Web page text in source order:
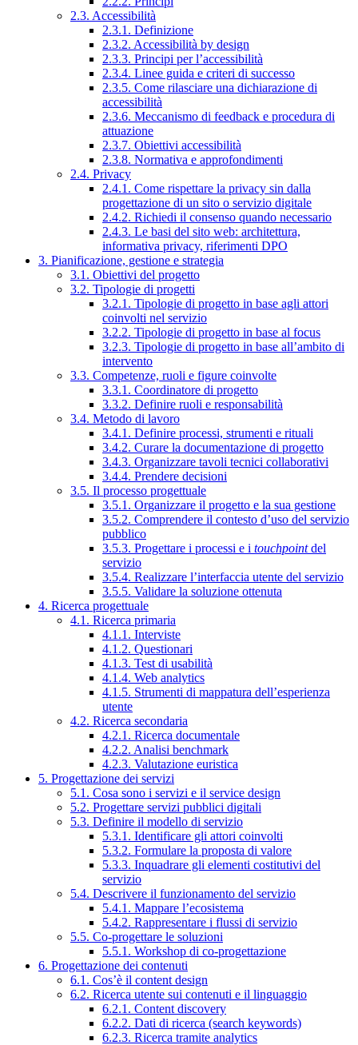
2.3. Accessibilità
2.3.1. Definizione
2.3.2. Accessibilità by design
2.3.3. Principi per l’accessibilità
2.3.4. Linee guida e criteri di successo
2.3.5. Come rilasciare una dichiarazione di
accessibilità
2.3.6. Meccanismo di feedback e procedura di
attuazione
2.3.7. Obiettivi accessibilità
2.3.8. Normativa e approfondimenti
2.4. Privacy
2.4.1. Come rispettare la privacy sin dalla
progettazione di un sito o servizio digitale
2.4.2. Richiedi il consenso quando necessario
2.4.3. Le basi del sito web: architettura,
informativa privacy, riferimenti DPO
3. Pianificazione, gestione e strategia
3.1. Obiettivi del progetto
3.2. Tipologie di progetti
3.2.1. Tipologie di progetto in base agli attori
coinvolti nel servizio
3.2.2. Tipologie di progetto in base al focus
3.2.3. Tipologie di progetto in base all’ambito di
intervento
3.3. Competenze, ruoli e figure coinvolte
3.3.1. Coordinatore di progetto
3.3.2. Definire ruoli e responsabilità
3.4. Metodo di lavoro
3.4.1. Definire processi, strumenti e rituali
3.4.2. Curare la documentazione di progetto
3.4.3. Organizzare tavoli tecnici collaborativi
3.4.4. Prendere decisioni
3.5. Il processo progettuale
3.5.1. Organizzare il progetto e la sua gestione
3.5.2. Comprendere il contesto d’uso del servizio
pubblico
3.5.3. Progettare i processi e i touchpointdel
servizio
3.5.4. Realizzare l’interfaccia utente del servizio
3.5.5. Validare la soluzione ottenuta
4. Ricerca progettuale
4.1. Ricerca primaria
4.1.1. Interviste
4.1.2. Questionari
4.1.3. Test di usabilità
4.1.4. Web analytics
4.1.5. Strumenti di mappatura dell’esperienza
utente
4.2. Ricerca secondaria
4.2.1. Ricerca documentale
4.2.2. Analisi benchmark
4.2.3. Valutazione euristica
5. Progettazione dei servizi
5.1. Cosa sono i servizi e il service design
5.2. Progettare servizi pubblici digitali
5.3. Definire il modello di servizio
5.3.1. Identificare gli attori coinvolti
5.3.2. Formulare la proposta di valore
5.3.3. Inquadrare gli elementi costitutivi del
servizio
5.4. Descrivere il funzionamento del servizio
5.4.1. Mappare l’ecosistema
5.4.2. Rappresentare i flussi di servizio
5.5. Co-progettare le soluzioni
5.5.1. Workshop di co-progettazione
6. Progettazione dei contenuti
6.1. Cos’è il content design
6.2. Ricerca utente sui contenuti e il linguaggio
6.2.1. Content discovery
6.2.2. Dati di ricerca (search keywords)
6.2.3. Ricerca tramite analytics